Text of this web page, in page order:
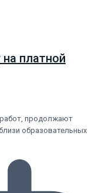
платной
продолжают
образовательных